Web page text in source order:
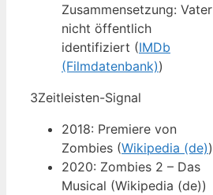
Zusammensetzung: Vater
nicht öffentlich
identifiziert (IMDb
(Filmdatenbank))
3Zeitleisten-Signal
2018: Premiere von
Zombies (Wikipedia (de))
2020: Zombies 2 – Das
Musical (Wikipedia (de))